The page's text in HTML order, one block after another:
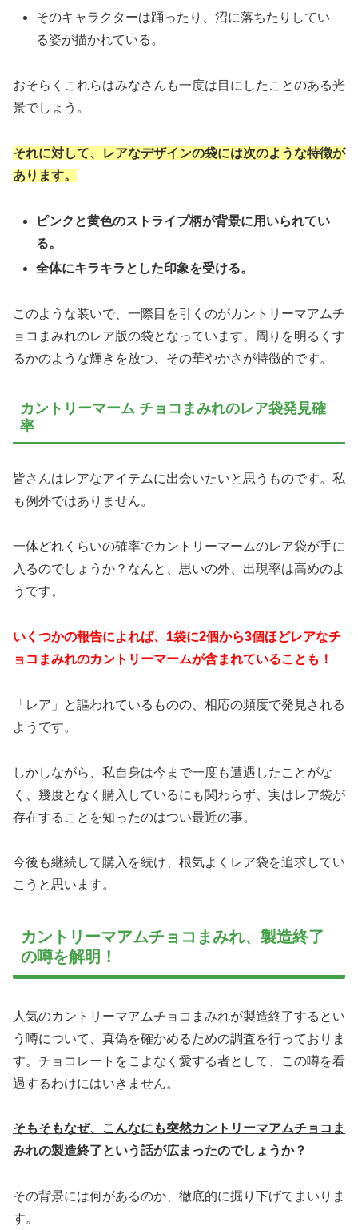
そのキャラクターは踊ったり、沼に落ちたりしてい
る姿が描かれている。
おそらくこれらはみなさんも一度は目にしたことのある光
景でしょう。
それに対して、レアなデザインの袋には次のような特徴が
あります。
ピンクと黄色のストライプ柄が背景に用いられてい
る。
全体にキラキラとした印象を受ける。
このような装いで、一際目を引くのがカントリーマアムチ
ョコまみれのレア版の袋となっています。周りを明るくす
るかのような輝きを放つ、その華やかさが特徴的です。
カントリーマーム チョコまみれのレア袋発見確
率
皆さんはレアなアイテムに出会いたいと思うものです。私
も例外ではありません。
一体どれくらいの確率でカントリーマームのレア袋が手に
入るのでしょうか？なんと、思いの外、出現率は高めのよ
うです。
いくつかの報告によれば、1袋に2個から3個ほどレアなチ
ョコまみれのカントリーマームが含まれていることも！
「レア」と謳われているものの、相応の頻度で発見される
ようです。
しかしながら、私自身は今まで一度も遭遇したことがな
く、幾度となく購入しているにも関わらず、実はレア袋が
存在することを知ったのはつい最近の事。
今後も継続して購入を続け、根気よくレア袋を追求してい
こうと思います。
カントリーマアムチョコまみれ、製造終了
の噂を解明！
人気のカントリーマアムチョコまみれが製造終了するとい
う噂について、真偽を確かめるための調査を行っておりま
す。チョコレートをこよなく愛する者として、この噂を看
過するわけにはいきません。
そもそもなぜ、こんなにも突然カントリーマアムチョコま
みれの製造終了という話が広まったのでしょうか？
その背景には何があるのか、徹底的に掘り下げてまいりま
す。